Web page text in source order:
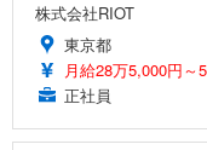
株式会社RIOT
東京都
月給28万5,000円～
正社員